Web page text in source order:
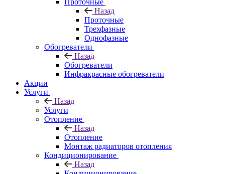
Проточные
Назад
Проточные
Трехфазные
Однофазные
Обогреватели
Назад
Обогреватели
Инфракрасные обогреватели
Акции
Услуги
Назад
Услуги
Отопление
Назад
Отопление
Монтаж радиаторов отопления
Кондиционирование
Назад